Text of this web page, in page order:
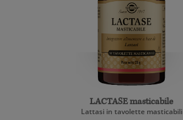
LACTASE masticabile
Lattasi in tavolette masticabili